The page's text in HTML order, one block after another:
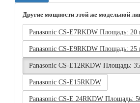
Другие мощности этой же модельной
Panasonic CS-E7RKDW Площадь: 20
Panasonic CS-E9RKDW Площадь: 25
Panasonic CS-E12RKDW Площадь:
Panasonic CS-E15RKDW
Panasonic CS-E 24RKDW Площадь: